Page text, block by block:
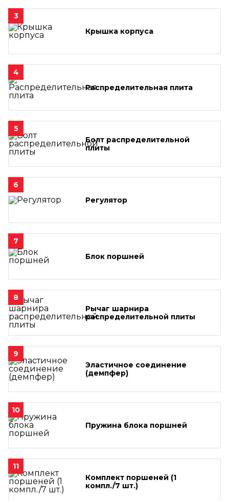
3
Крышка корпуса
4
Распределительная плита
5
Болт распределительной
плиты
6
Регулятор
7
Блок поршней
8
Рычаг шарнира
распределительной плиты
9
Эластичное соединение
(демпфер)
10
Пружина блока поршней
11
Комплект поршеней (1
компл./7 шт.)